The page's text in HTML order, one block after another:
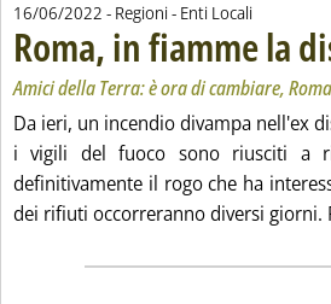
16/06/2022 - Regioni - Enti Locali
Roma, in fiamme la
Amici della Terra: è ora di cambiare,
Da ieri, un incendio divampa nell'ex
i vigili del fuoco sono riusciti a
definitivamente il rogo che ha
dei rifiuti occorreranno diversi giorni.